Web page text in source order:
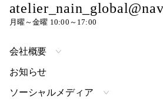
月曜～金曜 10:00～17:00
会社概要
お知らせ
ソーシャルメディア